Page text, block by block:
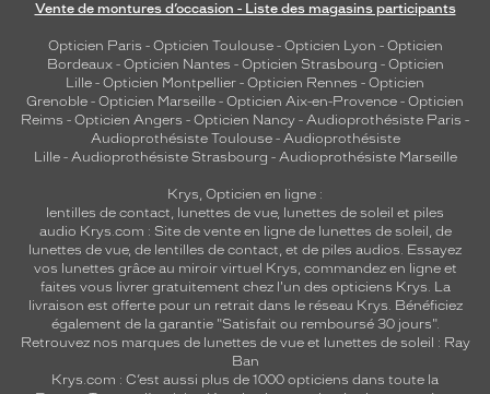
Vente de montures d’occasion - Liste des magasins participants
Opticien Paris - Opticien Toulouse- Opticien Lyon - Opticien
Bordeaux- Opticien Nantes - Opticien Strasbourg - Opticien
Lille - Opticien Montpellier - Opticien Rennes - Opticien
Grenoble - Opticien Marseille - Opticien Aix-en-Provence - Opticien
Reims - Opticien Angers - Opticien Nancy - Audioprothésiste Paris -
Audioprothésiste Toulouse- Audioprothésiste
Lille- Audioprothésiste Strasbourg - Audioprothésiste Marseille
Krys, Opticien en ligne :
lentilles de contact, lunettes de vue, lunettes de soleil et piles
audio Krys.com : Site de vente en ligne de lunettes de soleil, de
lunettes de vue, de lentilles de contact, et de piles audios. Essayez
vos lunettes grâce au miroir virtuel Krys, commandez en ligne et
faites vous livrer gratuitement chez l'un des opticiens Krys. La
livraison est offerte pour un retrait dans le réseau Krys. Bénéficiez
également de la garantie "Satisfait ou remboursé 30 jours".
Retrouvez nos marques de lunettes de vue et lunettes de soleil : Ray
Ban
Krys.com : C’est aussi plus de 1000 opticiens dans toute la